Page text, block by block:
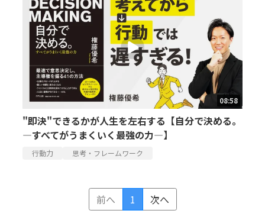
08:58
"即決"できるかが人生を左右する【自分で決める。
―すべてがうまくいく最強の力―】
行動力 思考・フレームワーク
前へ 1 次へ